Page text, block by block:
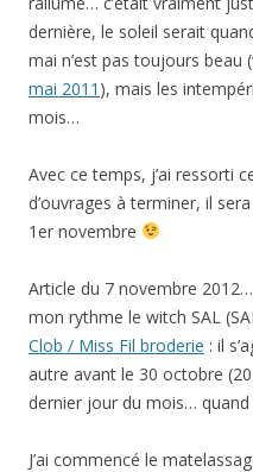
dernière, le soleil serait
mai n’est pas toujours beau
mai 2011 ), mais les
mois…
Avec ce temps, j’ai ressorti
d’ouvrages à terminer, il
1er novembre
Article du 7 novembre
mon rythme le witch SAL
Clob / Miss Fil broderie : il
autre avant le 30 octobre
dernier jour du mois…
J’ai commencé le